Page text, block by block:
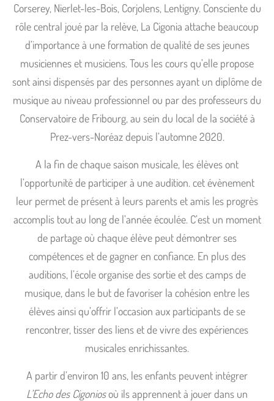
Corserey, Nierlet-les-Bois, Corjolens, Lentigny. Consciente du
rôle central joué par la relève, La Cigonia attache beaucoup
d’importance à une formation de qualité de ses jeunes
musiciennes et musiciens. Tous les cours qu’elle propose
sont ainsi dispensés par des personnes ayant un diplôme de
musique au niveau professionnel ou par des professeurs du
Conservatoire de Fribourg, au sein du local de la société à
Prez-vers-Noréaz depuis l’automne 2020.
A la fin de chaque saison musicale, les élèves ont
l’opportunité de participer à une audition. cet évènement
leur permet de présent à leurs parents et amis les progrès
accomplis tout au long de l’année écoulée. C’est un moment
de partage où chaque élève peut démontrer ses
compétences et de gagner en confiance. En plus des
auditions, l’école organise des sortie et des camps de
musique, dans le but de favoriser la cohésion entre les
élèves ainsi qu’offrir l’occasion aux participants de se
rencontrer, tisser des liens et de vivre des expériences
musicales enrichissantes.
A partir d’environ 10 ans, les enfants peuvent intégrer
L’Echo des Cigoniosoù ils apprennent à jouer dans un